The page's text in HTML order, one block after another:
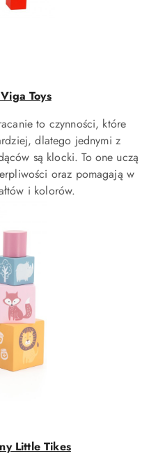
Toys
to czynności, które
dlatego jednymi z
są klocki. To one uczą
oraz pomagają w
i kolorów.
Little Tikes